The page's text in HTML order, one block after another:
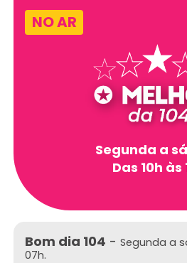
Bom dia 104 -Segunda a
07h.
NO AR
Segunda a
Das 10h às